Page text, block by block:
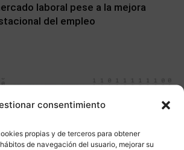
consentimiento
propias y de terceros para obtener
de navegación del usuario, mejorar su
laboral pese a la mejora
del empleo